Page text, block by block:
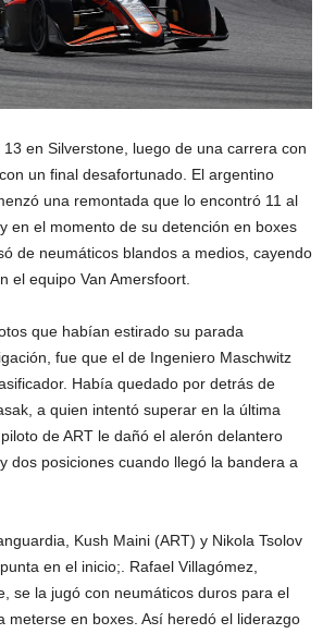
13 en Silverstone, luego de una carrera con
un final desafortunado. El argentino
una remontada que lo encontró 11 al
en el momento de su detención en boxes
de neumáticos blandos a medios, cayendo
el equipo Van Amersfoort.
que habían estirado su parada
fue que el de Ingeniero Maschwitz
Había quedado por detrás de
a quien intentó superar en la última
de ART le dañó el alerón delantero
dos posiciones cuando llegó la bandera a
Kush Maini (ART) y Nikola Tsolov
en el inicio;. Rafael Villagómez,
se la jugó con neumáticos duros para el
meterse en boxes. Así heredó el liderazgo